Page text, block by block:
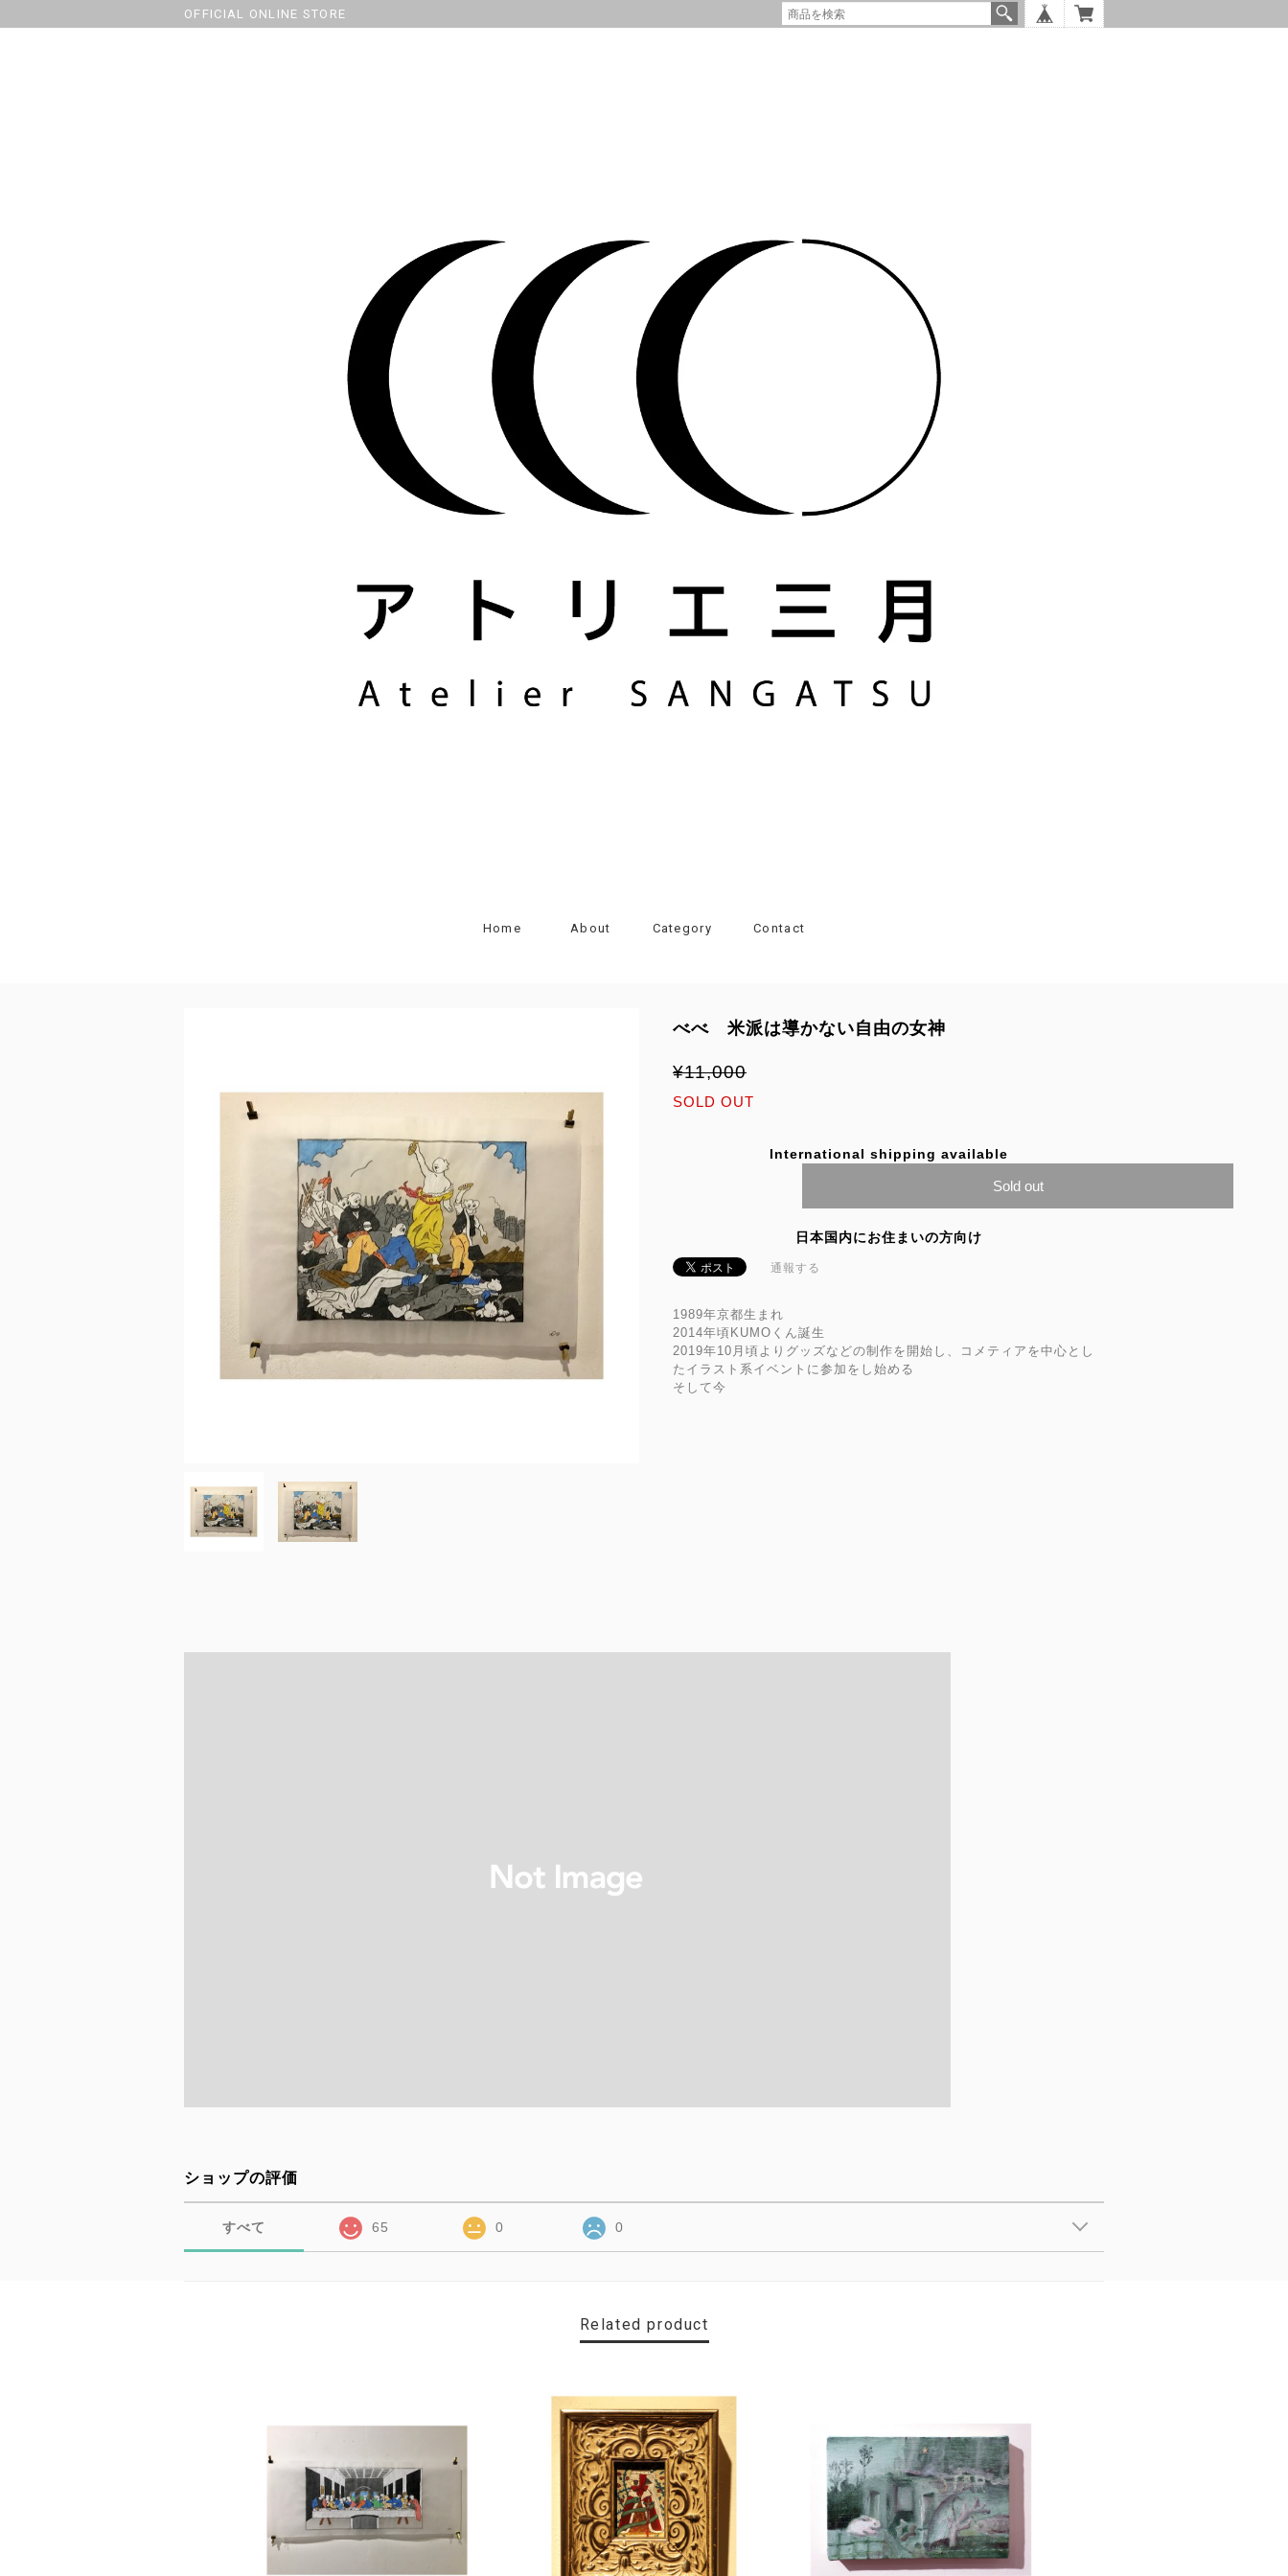
OFFICIAL ONLINE STORE
Home About Category Contact
べべ 米派は導かない自由の女神
¥11,000
SOLD OUT
International shipping available
Sold out
日本国内にお住まいの方向け
通報する
1989年京都生まれ
2014年頃KUMOくん誕生
2019年10月頃よりグッズなどの制作を開始し、コメティアを中心とし
たイラスト系イベントに参加をし始める
そして今
ショップの評価
すべて 65 0 0
Related product